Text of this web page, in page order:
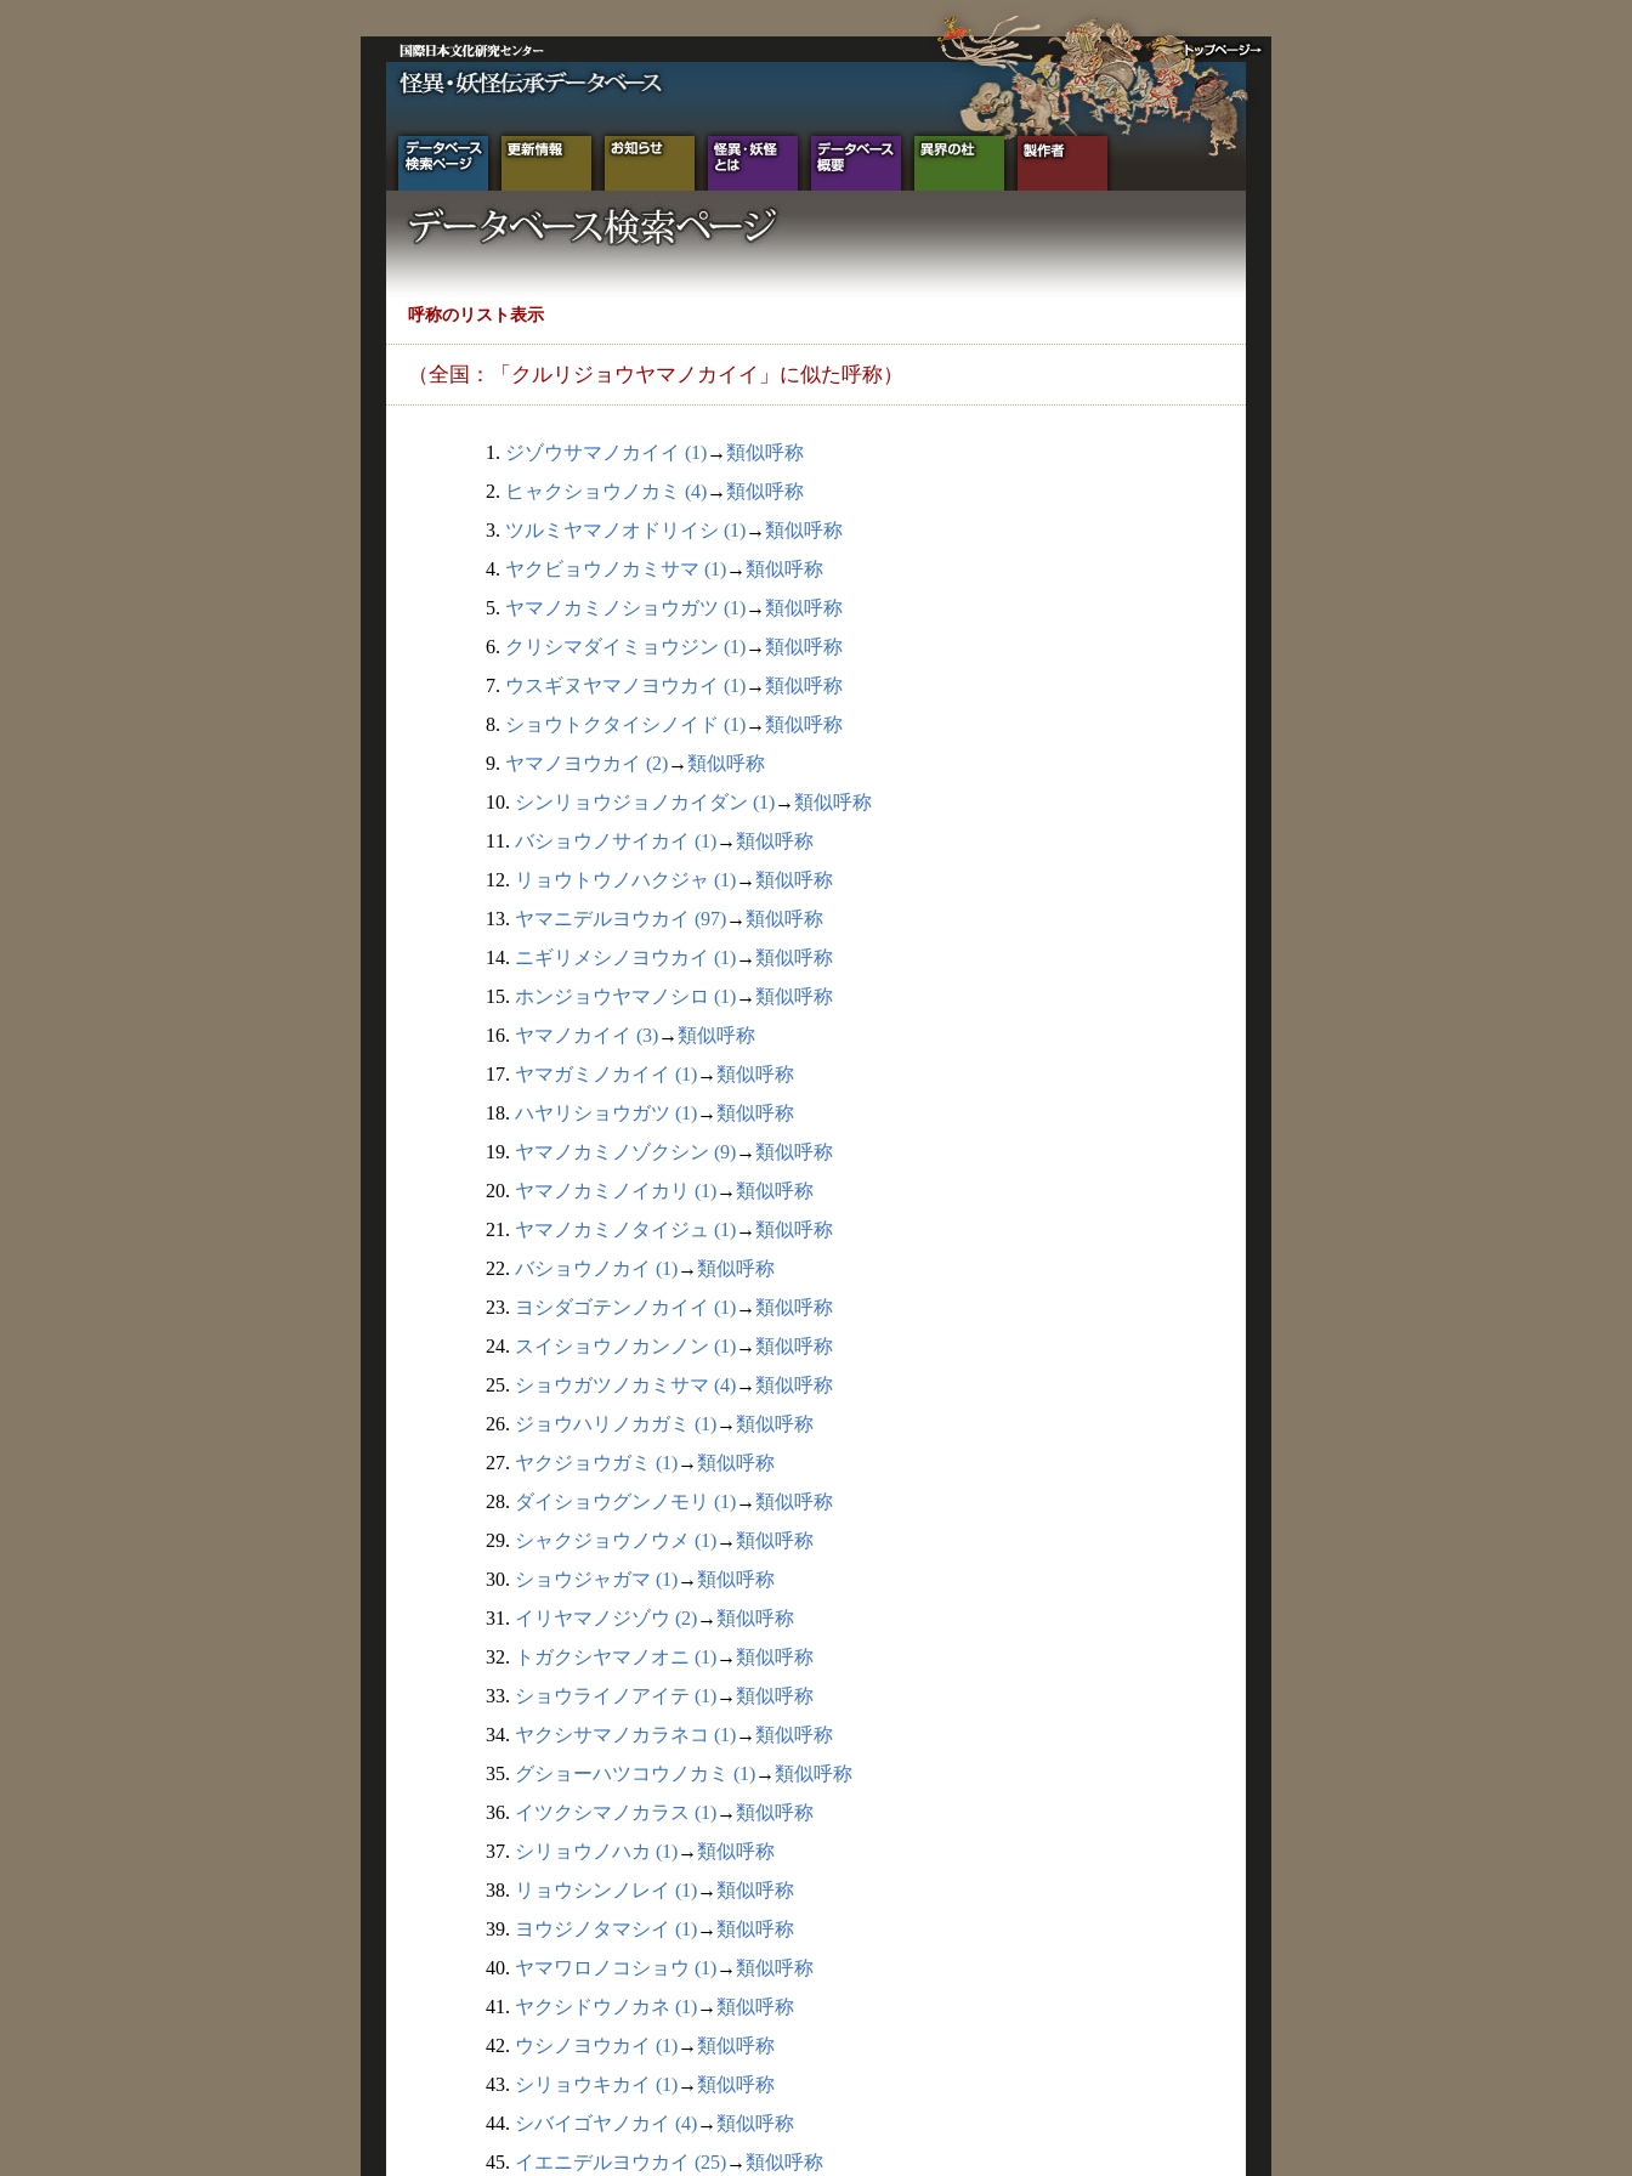
呼称のリスト表示
（全国：「クルリジョウヤマノカイイ」に似た呼称）
1. ジゾウサマノカイイ (1)→類似呼称
2. ヒャクショウノカミ (4)→類似呼称
3. ツルミヤマノオドリイシ (1)→類似呼称
4. ヤクビョウノカミサマ (1)→類似呼称
5. ヤマノカミノショウガツ (1)→類似呼称
6. クリシマダイミョウジン (1)→類似呼称
7. ウスギヌヤマノヨウカイ (1)→類似呼称
8. ショウトクタイシノイド (1)→類似呼称
9. ヤマノヨウカイ (2)→類似呼称
10. シンリョウジョノカイダン (1)→類似呼称
11. バショウノサイカイ (1)→類似呼称
12. リョウトウノハクジャ (1)→類似呼称
13. ヤマニデルヨウカイ (97)→類似呼称
14. ニギリメシノヨウカイ (1)→類似呼称
15. ホンジョウヤマノシロ (1)→類似呼称
16. ヤマノカイイ (3)→類似呼称
17. ヤマガミノカイイ (1)→類似呼称
18. ハヤリショウガツ (1)→類似呼称
19. ヤマノカミノゾクシン (9)→類似呼称
20. ヤマノカミノイカリ (1)→類似呼称
21. ヤマノカミノタイジュ (1)→類似呼称
22. バショウノカイ (1)→類似呼称
23. ヨシダゴテンノカイイ (1)→類似呼称
24. スイショウノカンノン (1)→類似呼称
25. ショウガツノカミサマ (4)→類似呼称
26. ジョウハリノカガミ (1)→類似呼称
27. ヤクジョウガミ (1)→類似呼称
28. ダイショウグンノモリ (1)→類似呼称
29. シャクジョウノウメ (1)→類似呼称
30. ショウジャガマ (1)→類似呼称
31. イリヤマノジゾウ (2)→類似呼称
32.
トガクシヤマノオニ (1)→類似呼称
33. ショウライノアイテ (1)→類似呼称
34. ヤクシサマノカラネコ (1)→類似呼称
35. グショーハツコウノカミ (1)→類似呼称
36. イツクシマノカラス (1)→類似呼称
37. シリョウノハカ (1)→類似呼称
38. リョウシンノレイ (1)→類似呼称
39. ヨウジノタマシイ (1)→類似呼称
40. ヤマワロノコショウ (1)→類似呼称
41. ヤクシドウノカネ (1)→類似呼称
42. ウシノヨウカイ (1)→類似呼称
43. シリョウキカイ (1)→類似呼称
44. シバイゴヤノカイ (4)→類似呼称
45. イエニデルヨウカイ (25)→類似呼称